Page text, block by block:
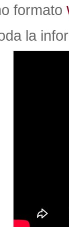
formato
la